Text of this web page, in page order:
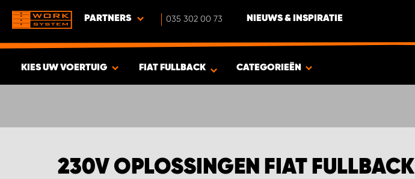
PARTNERS 035 302 00 73 NIEUWS & INSPIRATIE
KIES UW VOERTUIG FIAT FULLBACK CATEGORIEËN
230V OPLOSSINGEN FIAT FULLBACK